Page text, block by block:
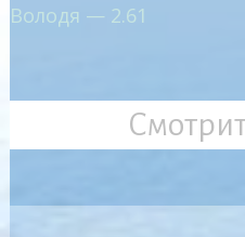
Володя — 2.61